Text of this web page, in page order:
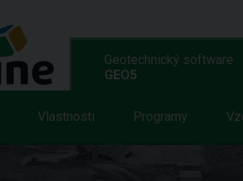
Geotechnický software
GEO5
Vlastnosti Programy